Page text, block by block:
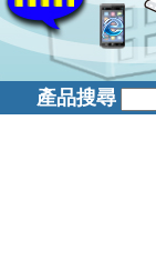
產品搜尋